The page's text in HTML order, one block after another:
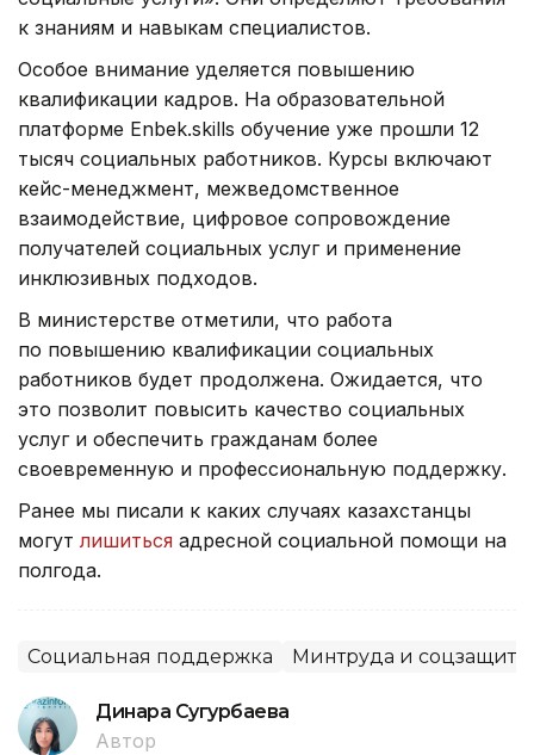
к знаниям и навыкам специалистов.
Особое внимание уделяется повышению
квалификации кадров. На образовательной
платформе Enbek.skills обучение уже прошли 12
тысяч социальных работников. Курсы включают
кейс-менеджмент, межведомственное
взаимодействие, цифровое сопровождение
получателей социальных услуг и применение
инклюзивных подходов.
В министерстве отметили, что работа
по повышению квалификации социальных
работников будет продолжена. Ожидается, что
это позволит повысить качество социальных
услуг и обеспечить гражданам более
своевременную и профессиональную поддержку.
Ранее мы писали к каких случаях казахстанцы
могутлишиться адресной социальной помощи на
полгода.
Социальная поддержка Минтруда и
Динара Сугурбаева
Автор